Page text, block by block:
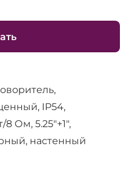
IP54,
8 Ом, 5.25"+1",
настенный